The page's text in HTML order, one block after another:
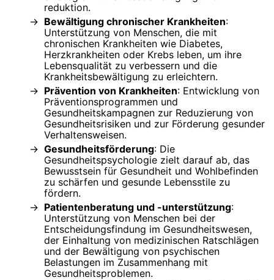
reduktion.
Bewältigung chronischer Krankheiten:
Unterstützung von Menschen, die mit
chronischen Krankheiten wie Diabetes,
Herzkrankheiten oder Krebs leben, um ihre
Lebensqualität zu verbessern und die
Krankheitsbewältigung zu erleichtern.
Prävention von Krankheiten: Entwicklung von
Präventionsprogrammen und
Gesundheitskampagnen zur Reduzierung von
Gesundheitsrisiken und zur Förderung gesunder
Verhaltensweisen.
Gesundheitsförderung: Die
Gesundheitspsychologie zielt darauf ab, das
Bewusstsein für Gesundheit und Wohlbefinden
zu schärfen und gesunde Lebensstile zu
fördern.
Patientenberatung und -unterstützung:
Unterstützung von Menschen bei der
Entscheidungsfindung im Gesundheitswesen,
der Einhaltung von medizinischen Ratschlägen
und der Bewältigung von psychischen
Belastungen im Zusammenhang mit
Gesundheitsproblemen.